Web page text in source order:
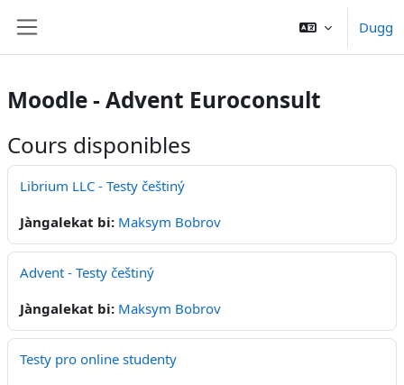
Dugg
Moodle - Advent Euroconsult
Cours disponibles
Librium LLC - Testy češtiný
Jàngalekat bi: Maksym Bobrov
Advent - Testy češtiný
Jàngalekat bi: Maksym Bobrov
Testy pro online studenty